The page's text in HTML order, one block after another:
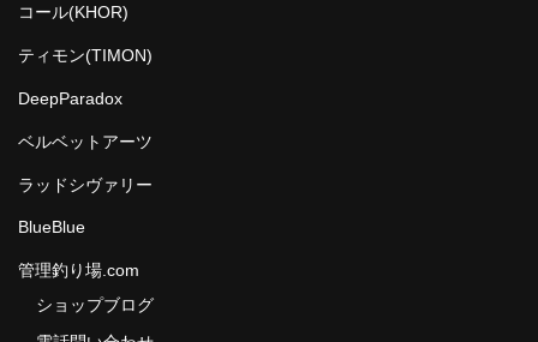
コール(KHOR)
ティモン(TIMON)
DeepParadox
ベルベットアーツ
ラッドシヴァリー
BlueBlue
管理釣り場.com
ショップブログ